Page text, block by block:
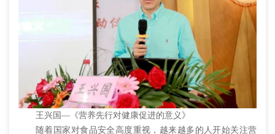
王兴国—《营养先行对健康促进的意义》
随着国家对食品安全高度重视，越来越多的人开始关注营